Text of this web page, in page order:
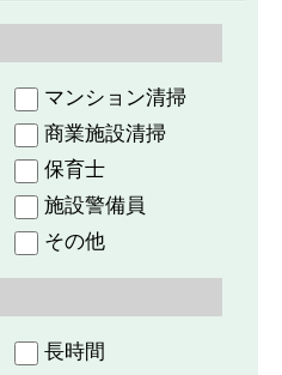
マンション清掃
商業施設清掃
保育士
施設警備員
その他
長時間